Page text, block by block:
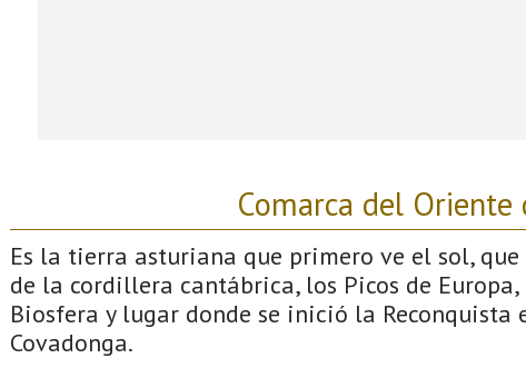
Comarca del Oriente
Es la tierra asturiana que primero ve el sol,
de la cordillera cantábrica, los Picos de
Biosfera y lugar donde se inició la Reconquista
Covadonga.